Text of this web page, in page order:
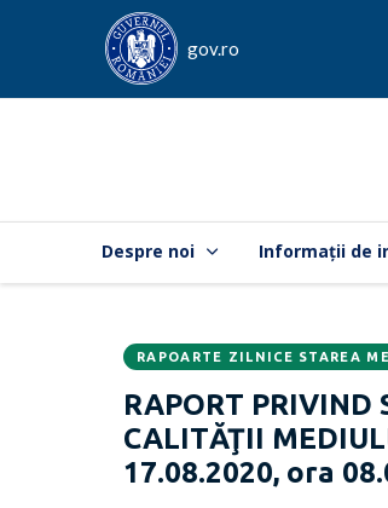
gov.ro
Despre noi Informații de
CATEGORIA:
RAPOARTE ZILNICE STAREA
RAPORT PRIVIND
CALITĂŢII
17.08.2020, ora
Data
publicării: